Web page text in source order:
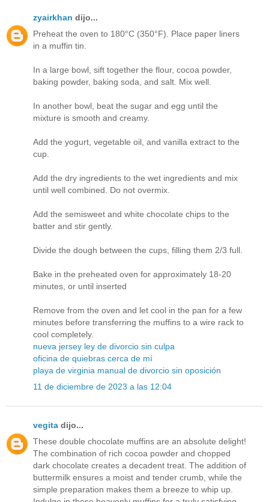
zyairkhan dijo...
Preheat the oven to 180°C (350°F). Place paper liners
in a muffin tin.
In a large bowl, sift together the flour, cocoa powder,
baking powder, baking soda, and salt. Mix well.
In another bowl, beat the sugar and egg until the
mixture is smooth and creamy.
Add the yogurt, vegetable oil, and vanilla extract to the
cup.
Add the dry ingredients to the wet ingredients and mix
until well combined. Do not overmix.
Add the semisweet and white chocolate chips to the
batter and stir gently.
Divide the dough between the cups, filling them 2/3 full.
Bake in the preheated oven for approximately 18-20
minutes, or until inserted
Remove from the oven and let cool in the pan for a few
minutes before transferring the muffins to a wire rack to
cool completely.
nueva jersey ley de divorcio sin culpa
oficina de quiebras cerca de mí
playa de virginia manual de divorcio sin oposición
11 de diciembre de 2023 a las 12:04
vegita dijo...
These double chocolate muffins are an absolute delight!
The combination of rich cocoa powder and chopped
dark chocolate creates a decadent treat. The addition of
buttermilk ensures a moist and tender crumb, while the
simple preparation makes them a breeze to whip up.